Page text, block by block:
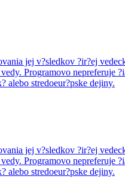
jej v?sledkov ?ir?ej
Programovo
alebo stredoeur?pske dejiny.
jej v?sledkov ?ir?ej
Programovo
alebo stredoeur?pske dejiny.